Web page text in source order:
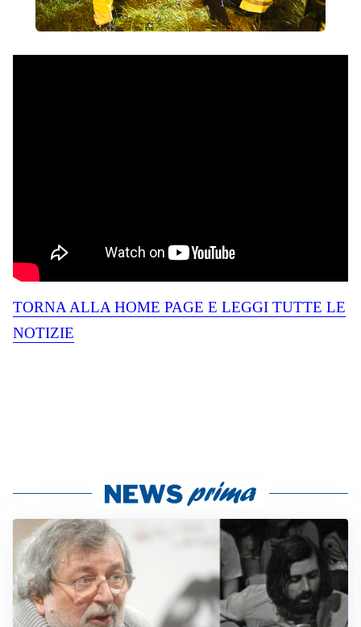
TORNA ALLA HOME PAGE E LEGGI TUTTE LE
NOTIZIE